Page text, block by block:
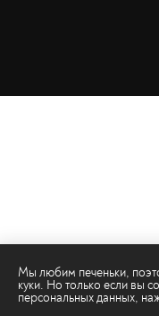
Мы любим печеньки,
куки. Но только если вы
персональных данных,